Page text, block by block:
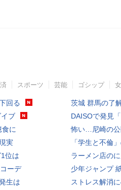
スポーツ 芸能 ゴシップ
回る
ブ
に
実
位は
ーデ
生は
茨城 群馬の了
DAISOで発見
怖い…尼崎の公
「学生と不倫
ラーメン店の
少年ジャンプ
ストレス解消